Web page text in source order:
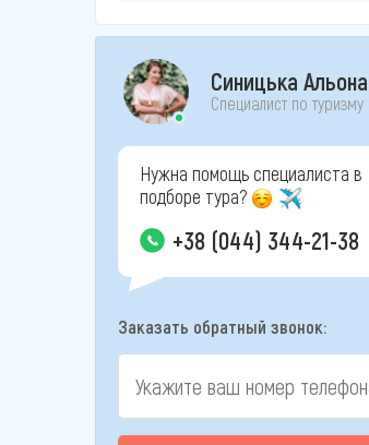
Синицька Альона
Специалист по туризму
Нужна помощь специалиста в
подборе тура?
+38 (044) 344-21-38
Заказать обратный звонок: